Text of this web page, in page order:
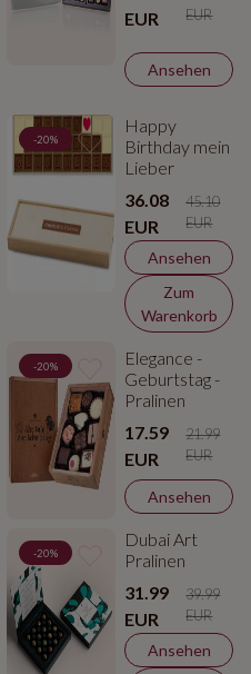
EUR
EUR
Ansehen
-20%
Happy
Birthday mein
Lieber
36.08
EUR
45.10
EUR
Ansehen
Zum
Warenkorb
-20%
Elegance -
Geburtstag -
Pralinen
17.59
EUR
21.99
EUR
Ansehen
-20%
Dubai Art
Pralinen
31.99
EUR
39.99
EUR
Ansehen